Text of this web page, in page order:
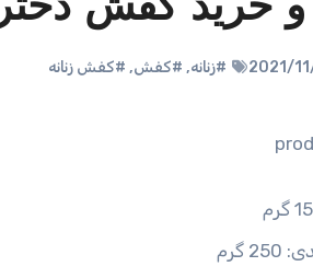
خرید کفش
2021/ #زنانه, #کفش, #کفش زنانه
گرم
250 گرم